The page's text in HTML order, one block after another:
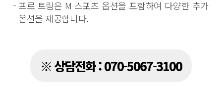
프로 트림은 M 스포츠 옵션을 포함하여 다양한 추가
옵션을 제공합니다.
※ 상담전화 : 070-5067-3100